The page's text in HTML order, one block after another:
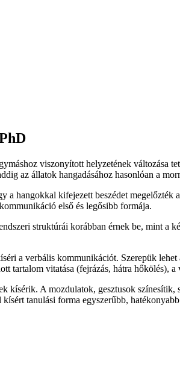
viszonyított helyzetének változása
az állatok hangadásához hasonlóan a
hangokkal kifejezett beszédet
első és legősibb formája.
struktúrái korábban érnek be, mint a
a verbális kommunikációt. Szerepük
tartalom vitatása (fejrázás, hátra hőkölés),
kísérik. A mozdulatok, gesztusok színesítik,
tanulási forma egyszerűbb,